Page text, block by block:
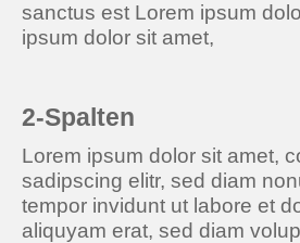
sanctus est Lorem ipsum
ipsum dolor sit amet,
2-Spalten
Lorem ipsum dolor sit amet,
sadipscing elitr, sed diam
tempor invidunt ut labore et
aliquyam erat, sed diam